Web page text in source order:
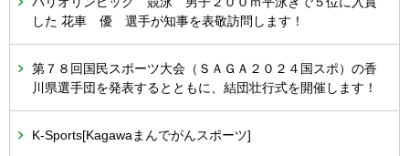
した 花車 優 選手が知事を表敬訪問します！
第７８回国民スポーツ大会（ＳＡＧＡ２０２４国スポ）の香
川県選手団を発表するとともに、結団壮行式を開催します！
K-Sports[Kagawaまんでがんスポーツ]